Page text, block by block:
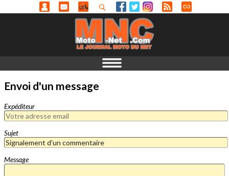
Envoi d'un message
Expéditeur
Sujet
Message